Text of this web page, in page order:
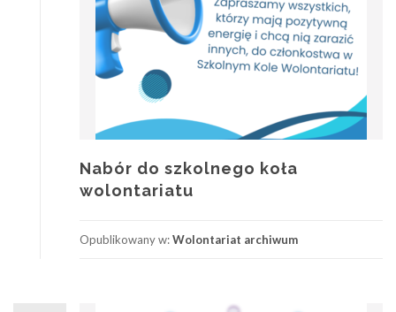
Nabór do szkolnego koła
wolontariatu
Opublikowany w:Wolontariat archiwum